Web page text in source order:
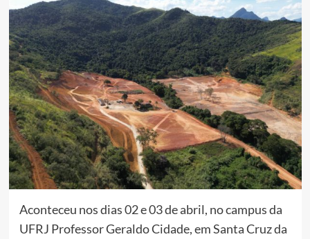
Aconteceu nos dias 02 e 03 de abril, no campus da
UFRJ Professor Geraldo Cidade, em Santa Cruz da